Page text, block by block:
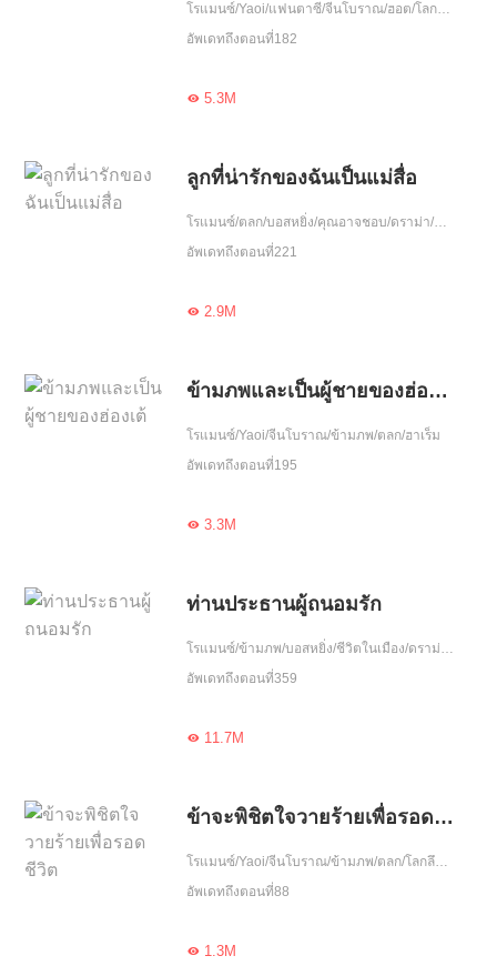
โรแมนซ์/Yaoi/แฟนตาซี/จีนโบราณ/ฮอต/โลกลึกลับ/รักเศร้า/ความรัก/ล่าปีศาจ/ปกป้อง/รักเดียวใจเดียว/เอาแต่ใจ
อัพเดทถึงตอนที่182
5.3M
ลูกที่น่ารักของฉันเป็นแม่สื่อ
โรแมนซ์/ตลก/บอสหยิ่ง/คุณอาจชอบ/ดราม่า/ฮอต/รักหวานฉ่ำ/หนีพร้อมลูก/รักคืนเดียว/น่ารัก/ขี้งอแง/เอาแต่ใจ
อัพเดทถึงตอนที่221
2.9M
ข้ามภพและเป็นผู้ชายของฮ่องเต้
โรแมนซ์/Yaoi/จีนโบราณ/ข้ามภพ/ตลก/ฮาเร็ม
อัพเดทถึงตอนที่195
3.3M
ท่านประธานผู้ถนอมรัก
โรแมนซ์/ข้ามภพ/บอสหยิ่ง/ชีวิตในเมือง/ดราม่า/ฮอต/รักหวานฉ่ำ/ความรัก/รักเดียวใจเดียว/โชคชะตา/เกิดใหม่
อัพเดทถึงตอนที่359
11.7M
ข้าจะพิชิตใจวายร้ายเพื่อรอดชีวิต
โรแมนซ์/Yaoi/จีนโบราณ/ข้ามภพ/ตลก/โลกลึกลับ/ความรัก/ขี้งอแง/เกิดใหม่
อัพเดทถึงตอนที่88
1.3M